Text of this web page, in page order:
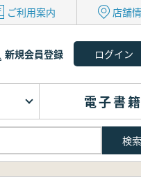
ご利用案内 店舗
新規会員登録
電子書籍